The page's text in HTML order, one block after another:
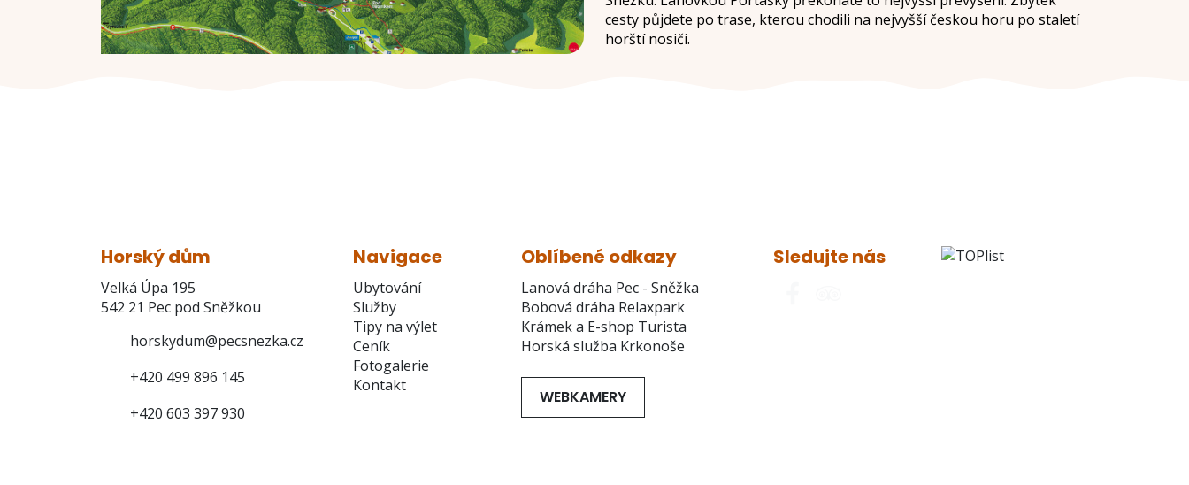
cesty půjdete po trase, kterou chodili na nejvyšší českou horu po staletí
horští nosiči.
Horský dům
Velká Úpa 195
542 21 Pec pod Sněžkou
horskydum@pecsnezka.cz
+420 499 896 145
+420 603 397 930
Navigace
Ubytování
Služby
Tipy na výlet
Ceník
Fotogalerie
Kontakt
Oblíbené odkazy
Lanová dráha Pec - Sněžka
Bobová dráha Relaxpark
Krámek a E-shop Turista
Horská služba Krkonoše
WEBKAMERY
Sledujte nás